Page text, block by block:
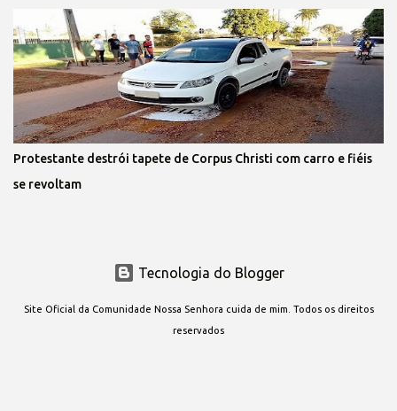
Protestante destrói tapete de Corpus Christi com carro e fiéis
se revoltam
Tecnologia do Blogger
Site Oficial da Comunidade Nossa Senhora cuida de mim. Todos os direitos
reservados